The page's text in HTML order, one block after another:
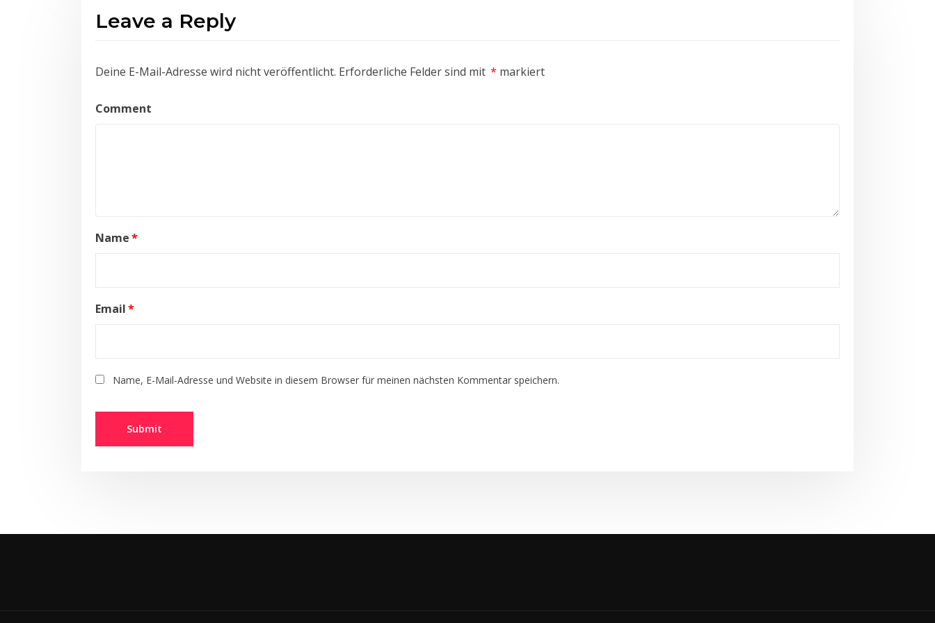
Leave a Reply
Deine E-Mail-Adresse wird nicht veröffentlicht. Erforderliche Felder sind mit * markiert
Comment
Name*
Email*
Name, E-Mail-Adresse und Website in diesem Browser für meinen nächsten Kommentar speichern.